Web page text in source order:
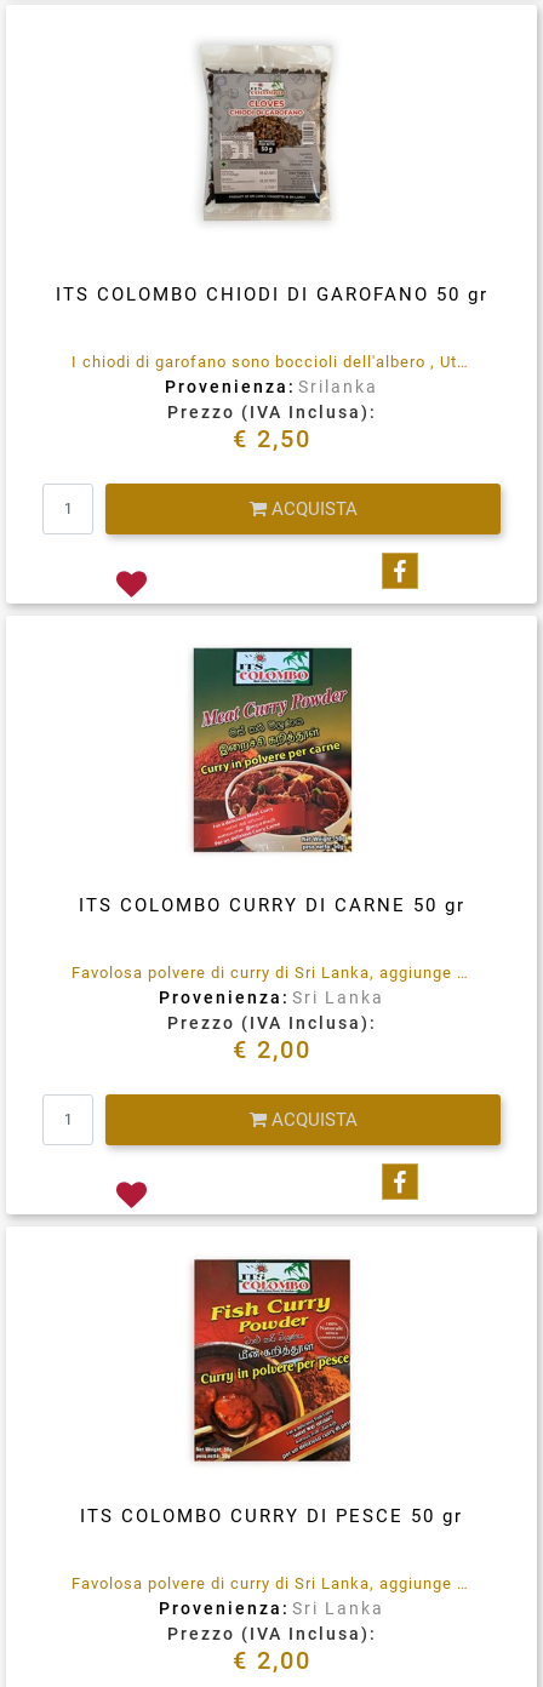
ITS COLOMBO CHIODI DI GAROFANO 50 gr
I chiodi di garofano sono boccioli dell'albero , Utilizzato come condimento ed aromatizzato
Provenienza: Srilanka
Prezzo (IVA Inclusa):
€ 2,50
ACQUISTA
Condividi su
ITS COLOMBO CURRY DI CARNE 50 gr
Favolosa polvere di curry di Sri Lanka, aggiunge sapore ai tuoi piatti a base di carne
Provenienza: Sri Lanka
Prezzo (IVA Inclusa):
€ 2,00
ACQUISTA
Condividi su
ITS COLOMBO CURRY DI PESCE 50 gr
Favolosa polvere di curry di Sri Lanka, aggiunge sapore ai tuoi piatti a base pesci
Provenienza: Sri Lanka
Prezzo (IVA Inclusa):
€ 2,00